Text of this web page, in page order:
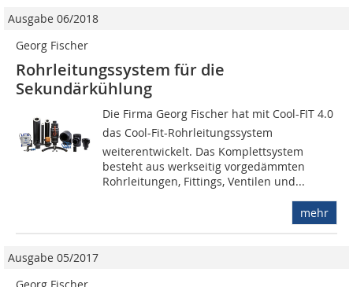
Ausgabe 06/2018
Georg Fischer
Rohrleitungssystem für die
Sekundärkühlung
Die Firma Georg Fischer hat mit Cool-FIT 4.0
das Cool-Fit-Rohrleitungssystem
weiterentwickelt. Das Komplettsystem
besteht aus werkseitig vorgedämmten
Rohrleitungen, Fittings, Ventilen und...
mehr
Ausgabe 05/2017